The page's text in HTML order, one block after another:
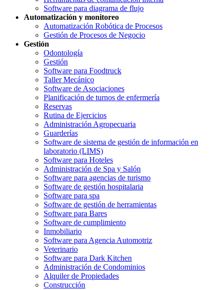
Software para diagrama de flujo
Automatización y monitoreo
Automatización Robótica de Procesos
Gestión de Procesos de Negocio
Gestión
Odontología
Gestión
Software para Foodtruck
Taller Mecánico
Software de Asociaciones
Planificación de turnos de enfermería
Reservas
Rutina de Ejercicios
Administración Agropecuaria
Guarderías
Software de sistema de gestión de información en
laboratorio (LIMS)
Software para Hoteles
Administración de Spa y Salón
Software para agencias de turismo
Software de gestión hospitalaria
Software para spa
Software de gestión de herramientas
Software para Bares
Software de cumplimiento
Inmobiliario
Software para Agencia Automotriz
Veterinario
Software para Dark Kitchen
Administración de Condominios
Alquiler de Propiedades
Construcción